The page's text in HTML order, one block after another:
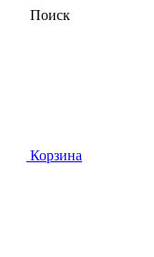
Поиск
Корзина